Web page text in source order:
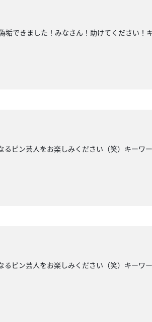
できました！みなさん！助けてください！
ピン芸人をお楽しみください（笑）キーワ
ピン芸人をお楽しみください（笑）キーワ